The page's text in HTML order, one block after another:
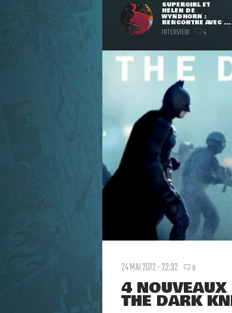
SUPERGIRL ET
HELEN DE
WYNDHORN :
RENCONTRE AVEC ...
INTERVIEW 4
24 MAI 2012 - 22:32 8
4 NOUVEAUX
THE DARK